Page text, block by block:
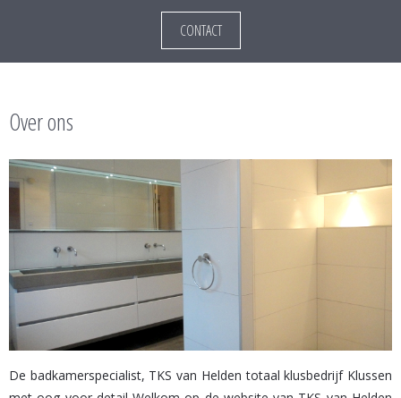
CONTACT
Over ons
De badkamerspecialist, TKS van Helden totaal klusbedrijf Klussen